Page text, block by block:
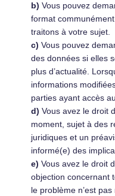
Vous pouvez
format
traitons à votre sujet.
Vous pouvez
des données si elles
plus d’actualité.
informations
parties ayant accès
Vous avez le droit
moment, sujet à des
juridiques et un
informé(e) des
Vous avez le droit
objection concernant
le problème n’est